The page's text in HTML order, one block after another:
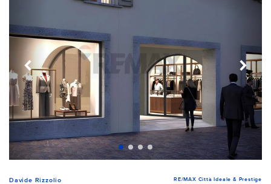
Davide Rizzolio RE/MAX Città Ideale & Prestige